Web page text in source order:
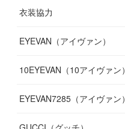
(8
(9
(19
(12)
(10)
(10
(17)
(11)
(10)
(7
(7
(10)
(11)
( 7
(13)
(11)
(13)
(
( 5
(8)
(12)
(10 )
(10)
衣装協力
EYEVAN（アイヴァン）
10EYEVAN（10アイヴァン）
EYEVAN7285（アイヴァン）